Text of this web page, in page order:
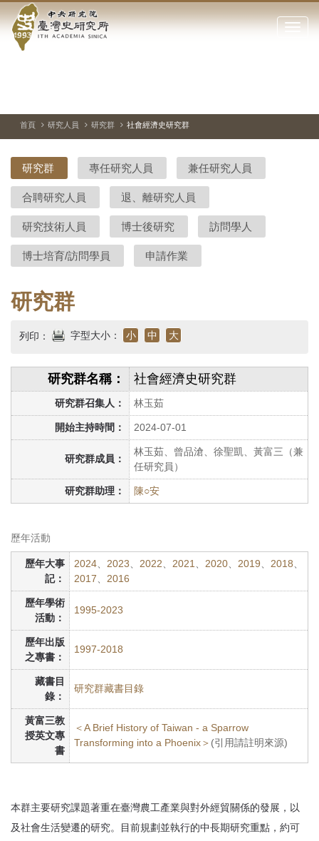
到中
央
院-
臺
灣
史
研
究
所-
首
頁
點
閉
站
停、
圖
圖
結
首頁 研究人員 研究群 社會經濟史研究群
研究群 專任研究人員 兼任研究人員
合聘研究人員 退、離研究人員
研究技術人員 博士後研究 訪問學人
博士培育/訪問學員 申請作業
研究群
列印： 字型大小： 小 中 大
研究群名稱： 社會經濟史研究群
研究群召集人： 林玉茹
開始主持時間： 2024-07-01
研究群成員：
林玉茹、曾品滄、徐聖凱、黃富三（兼
任研究員）
研究群助理： 陳○安
歷年活動
歷年大事
記：
2024 2023 2022 2021 2020 2019 2018
2017
2016
歷年學術
活動：
1995-2023
歷年出版
之專書：
1997-2018
藏書目
錄：
研究群藏書目錄
黃富三教
授英文專
書
＜A Brief History of Taiwan - a Sparrow
Transforming into a Phoenix＞ (引用請註明來源)
本群主要研究課題著重在臺灣農工產業與對外經貿關係的發展，以
及社會生活變遷的研究。目前規劃並執行的中長期研究重點，約可